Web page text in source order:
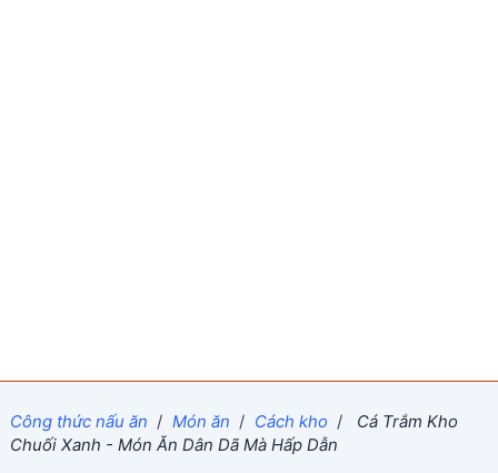
Công thức nấu ăn / Món ăn / Cách kho /
Cá Trắm Kho
Chuối Xanh - Món Ăn Dân Dã Mà Hấp Dẫn